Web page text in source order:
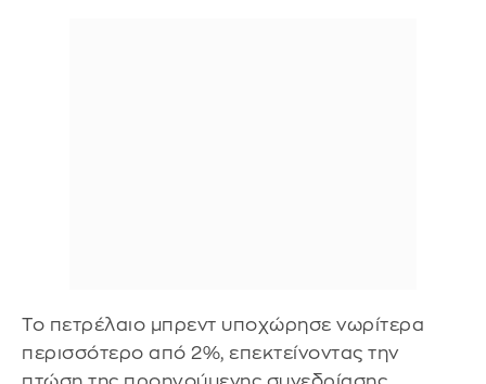
Το πετρέλαιο μπρεντ υποχώρησε νωρίτερα
περισσότερο από 2%, επεκτείνοντας την